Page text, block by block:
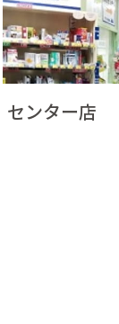
センター店